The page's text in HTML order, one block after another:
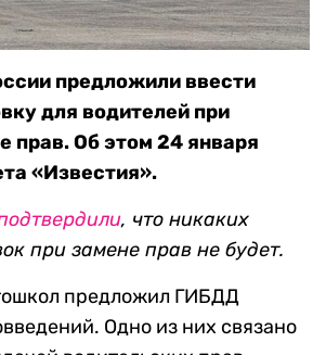
предложили ввести
для водителей при
прав. Об этом 24 января
«Известия».
, что никаких
при замене прав не будет.
предложил ГИБДД
Одно из них связано